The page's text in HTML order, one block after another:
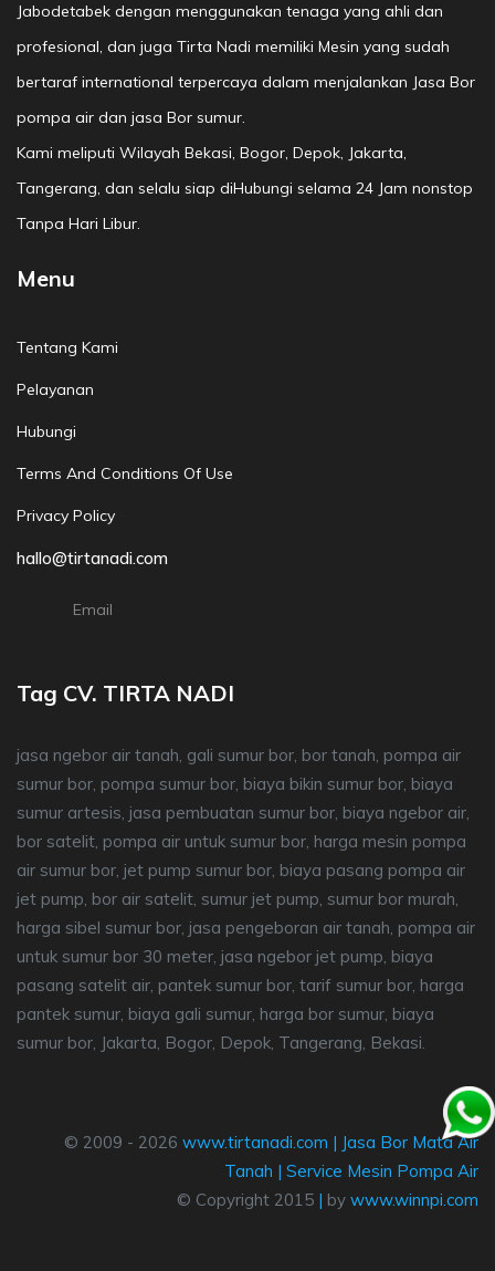
Jabodetabek dengan menggunakan tenaga yang ahli dan
profesional, dan juga Tirta Nadi memiliki Mesin yang sudah
bertaraf international terpercaya dalam menjalankan Jasa Bor
pompa air dan jasa Bor sumur.
Kami meliputi Wilayah Bekasi, Bogor, Depok, Jakarta,
Tangerang, dan selalu siap diHubungi selama 24 Jam nonstop
Tanpa Hari Libur.
Menu
Tentang Kami
Pelayanan
Hubungi
Terms And Conditions Of Use
Privacy Policy
hallo@tirtanadi.com
Email
Tag CV. TIRTA NADI
jasa ngebor air tanah, gali sumur bor, bor tanah, pompa air
sumur bor, pompa sumur bor, biaya bikin sumur bor, biaya
sumur artesis, jasa pembuatan sumur bor, biaya ngebor air,
bor satelit, pompa air untuk sumur bor, harga mesin pompa
air sumur bor, jet pump sumur bor, biaya pasang pompa air
jet pump, bor air satelit, sumur jet pump, sumur bor murah,
harga sibel sumur bor, jasa pengeboran air tanah, pompa air
untuk sumur bor 30 meter, jasa ngebor jet pump, biaya
pasang satelit air, pantek sumur bor, tarif sumur bor, harga
pantek sumur, biaya gali sumur, harga bor sumur, biaya
sumur bor, Jakarta, Bogor, Depok, Tangerang, Bekasi.
© 2009 - 2026 www.tirtanadi.com | Jasa Bor Mata Air
Tanah | Service Mesin Pompa Air
© Copyright 2015 | by www.winnpi.com